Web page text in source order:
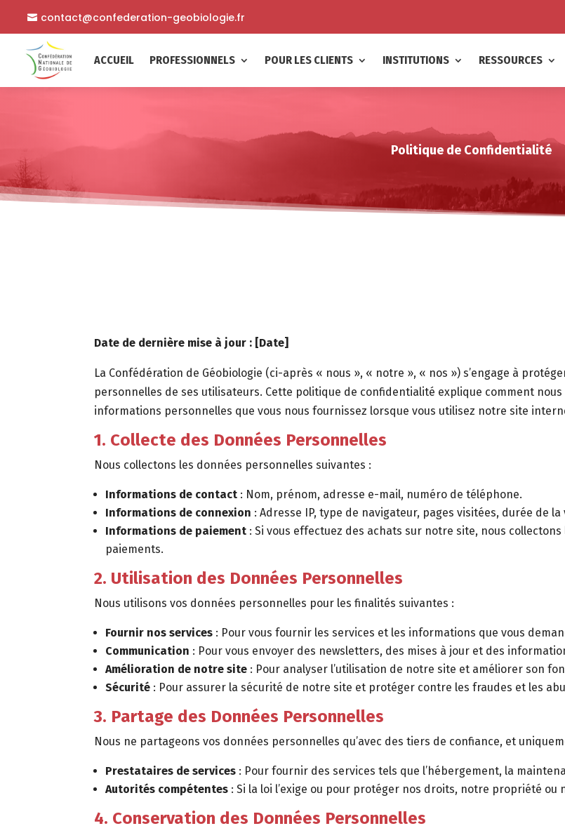
contact@confederation-geobiologie.fr
ACCUEIL PROFESSIONNELS POUR LES CLIENTS INSTITUTIONS RESSOURCES
Politique de Confidentialité
Date de dernière mise à jour : [Date]
La Confédération de Géobiologie (ci-après « nous », « notre », « nos ») s’engage à
personnelles de ses utilisateurs. Cette politique de confidentialité explique comment
informations personnelles que vous nous fournissez lorsque vous utilisez notre site
1. Collecte des Données Personnelles
Nous collectons les données personnelles suivantes :
Informations de contact : Nom, prénom, adresse e-mail, numéro de téléphone.
Informations de connexion : Adresse IP, type de navigateur, pages visitées, durée de la
Informations de paiement : Si vous effectuez des achats sur notre site, nous
paiements.
2. Utilisation des Données Personnelles
Nous utilisons vos données personnelles pour les finalités suivantes :
Fournir nos services : Pour vous fournir les services et les informations que vous
Communication : Pour vous envoyer des newsletters, des mises à jour et des
Amélioration de notre site : Pour analyser l’utilisation de notre site et améliorer son
Sécurité : Pour assurer la sécurité de notre site et protéger contre les fraudes et les
3. Partage des Données Personnelles
Nous ne partageons vos données personnelles qu’avec des tiers de confiance, et
Prestataires de services : Pour fournir des services tels que l’hébergement, la
Autorités compétentes : Si la loi l’exige ou pour protéger nos droits, notre propriété ou
4. Conservation des Données Personnelles